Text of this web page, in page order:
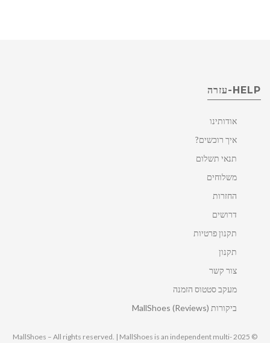
HELP-עזרה
אודותינו
איך רוכשים?
תנאי תשלום
משלוחים
החזרות
דרושים
תקנון פרטיות
תקנון
צור קשר
מעקב סטטוס הזמנה
ביקורות MallShoes (Reviews)
© 2025 MallShoes – All rights reserved. | MallShoes is an independent multi-